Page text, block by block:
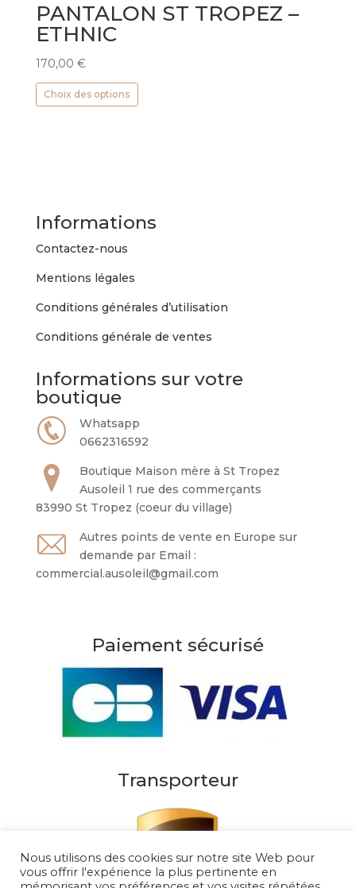
PANTALON ST TROPEZ –
ETHNIC
170,00 €
Choix des options
Ce
être
page
produit
Informations
Contactez-nous
Mentions légales
Conditions générales d’utilisation
Conditions générale de ventes
Informations sur votre
boutique
Whatsapp
0662316592
Boutique Maison mère à St Tropez
Ausoleil 1 rue des commerçants
83990 St Tropez (coeur du village)
Autres points de vente en Europe sur
demande par Email :
commercial.ausoleil@gmail.com
Paiement sécurisé
Transporteur
Nous utilisons des cookies sur notre site Web pour
vous offrir l'expérience la plus pertinente en